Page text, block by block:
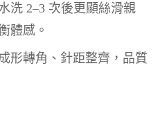
洗 2–3 次後更顯絲滑親
體感。
形轉角、針距整齊，品質